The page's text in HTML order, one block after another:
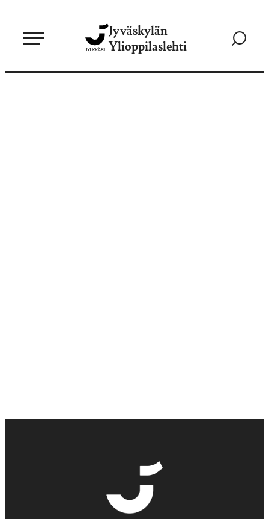
sisältöön
Jyväskylän
Ylioppilaslehti
Siirry